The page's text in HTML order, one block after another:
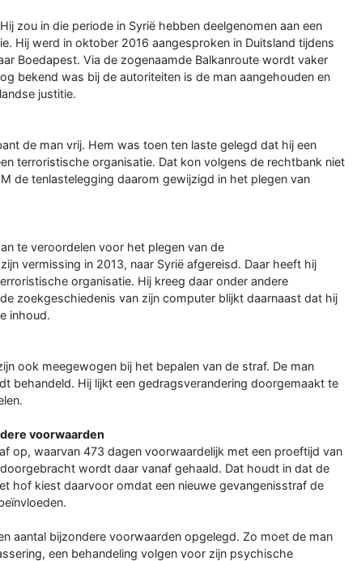
zou in die periode in Syrië hebben deelgenomen aan een
Hij werd in oktober 2016 aangesproken in Duitsland tijdens
Boedapest. Via de zogenaamde Balkanroute wordt vaker
bekend was bij de autoriteiten is de man aangehouden en
justitie.
de man vrij. Hem was toen ten laste gelegd dat hij een
terroristische organisatie. Dat kon volgens de rechtbank niet
de tenlastelegging daarom gewijzigd in het plegen van
te veroordelen voor het plegen van de
vermissing in 2013, naar Syrië afgereisd. Daar heeft hij
organisatie. Hij kreeg daar onder andere
zoekgeschiedenis van zijn computer blijkt daarnaast dat hij
inhoud.
ook meegewogen bij het bepalen van de straf. De man
behandeld. Hij lijkt een gedragsverandering doorgemaakt te
voorwaarden
op, waarvan 473 dagen voorwaardelijk met een proeftijd van
wordt daar vanaf gehaald. Dat houdt in dat de
hof kiest daarvoor omdat een nieuwe gevangenisstraf de
aantal bijzondere voorwaarden opgelegd. Zo moet de man
een behandeling volgen voor zijn psychische